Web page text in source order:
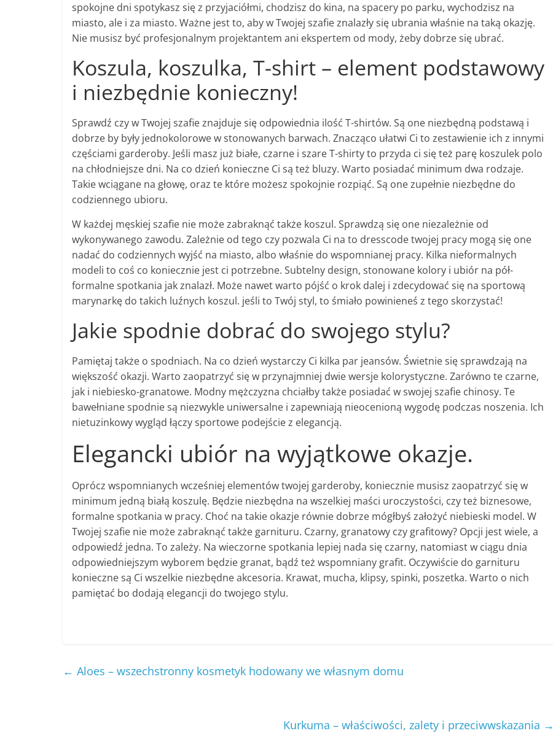
spokojne dni spotykasz się z przyjaciółmi, chodzisz do kina, na spacery po parku, wychodzisz na
miasto, ale i za miasto. Ważne jest to, aby w Twojej szafie znalazły się ubrania właśnie na taką okazję.
Nie musisz być profesjonalnym projektantem ani ekspertem od mody, żeby dobrze się ubrać.
Koszula, koszulka, T-shirt – element podstawowy
i niezbędnie konieczny!
Sprawdź czy w Twojej szafie znajduje się odpowiednia ilość T-shirtów. Są one niezbędną podstawą i
dobrze by były jednokolorowe w stonowanych barwach. Znacząco ułatwi Ci to zestawienie ich z innymi
częściami garderoby. Jeśli masz już białe, czarne i szare T-shirty to przyda ci się też parę koszulek polo
na chłodniejsze dni. Na co dzień konieczne Ci są też bluzy. Warto posiadać minimum dwa rodzaje.
Takie wciągane na głowę, oraz te które możesz spokojnie rozpiąć. Są one zupełnie niezbędne do
codziennego ubioru.
W każdej męskiej szafie nie może zabraknąć także koszul. Sprawdzą się one niezależnie od
wykonywanego zawodu. Zależnie od tego czy pozwala Ci na to dresscode twojej pracy mogą się one
nadać do codziennych wyjść na miasto, albo właśnie do wspomnianej pracy. Kilka nieformalnych
modeli to coś co koniecznie jest ci potrzebne. Subtelny design, stonowane kolory i ubiór na pół-
formalne spotkania jak znalazł. Może nawet warto pójść o krok dalej i zdecydować się na sportową
marynarkę do takich luźnych koszul. jeśli to Twój styl, to śmiało powinieneś z tego skorzystać!
Jakie spodnie dobrać do swojego stylu?
Pamiętaj także o spodniach. Na co dzień wystarczy Ci kilka par jeansów. Świetnie się sprawdzają na
większość okazji. Warto zaopatrzyć się w przynajmniej dwie wersje kolorystyczne. Zarówno te czarne,
jak i niebiesko-granatowe. Modny mężczyzna chciałby także posiadać w swojej szafie chinosy. Te
bawełniane spodnie są niezwykle uniwersalne i zapewniają nieocenioną wygodę podczas noszenia. Ich
nietuzinkowy wygląd łączy sportowe podejście z elegancją.
Elegancki ubiór na wyjątkowe okazje.
Oprócz wspomnianych wcześniej elementów twojej garderoby, koniecznie musisz zaopatrzyć się w
minimum jedną białą koszulę. Będzie niezbędna na wszelkiej maści uroczystości, czy też biznesowe,
formalne spotkania w pracy. Choć na takie okazje równie dobrze mógłbyś założyć niebieski model. W
Twojej szafie nie może zabraknąć także garnituru. Czarny, granatowy czy grafitowy? Opcji jest wiele, a
odpowiedź jedna. To zależy. Na wieczorne spotkania lepiej nada się czarny, natomiast w ciągu dnia
odpowiedniejszym wyborem będzie granat, bądź też wspomniany grafit. Oczywiście do garnituru
konieczne są Ci wszelkie niezbędne akcesoria. Krawat, mucha, klipsy, spinki, poszetka. Warto o nich
pamiętać bo dodają elegancji do twojego stylu.
← Aloes – wszechstronny kosmetyk hodowany we własnym domu
Kurkuma – właściwości, zalety i przeciwwskazania →